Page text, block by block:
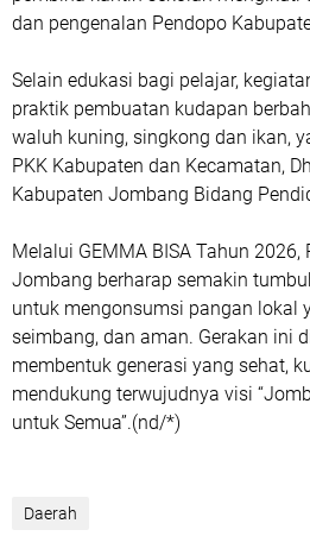
dan pengenalan Pendopo
Selain edukasi bagi pelajar,
praktik pembuatan kudapan
waluh kuning, singkong dan ikan,
PKK Kabupaten dan Kecamatan,
Kabupaten Jombang Bidang
Melalui GEMMA BISA Tahun
Jombang berharap semakin
untuk mengonsumsi pangan lokal
seimbang, dan aman. Gerakan ini
membentuk generasi yang sehat,
mendukung terwujudnya visi
untuk Semua”.(nd/*)
Daerah